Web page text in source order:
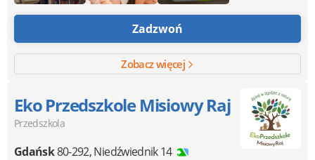
Zadzwoń
Zobacz więcej
Eko Przedszkole Misiowy Raj
Przedszkola
Gdańsk80-292,Niedźwiednik 14